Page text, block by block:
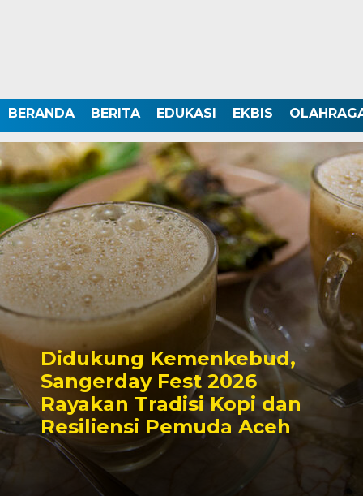
BERANDA BERITA EDUKASI EKBIS
Didukung Kemenkebud,
Sangerday Fest 2026
Rayakan Tradisi Kopi dan
Resiliensi Pemuda Aceh